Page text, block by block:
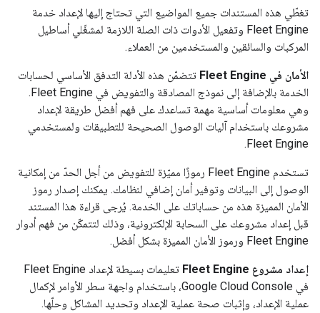
تغطّي هذه المستندات جميع المواضيع التي تحتاج إليها لإعداد خدمة
Fleet Engine وتفعيل الأدوات ذات الصلة اللازمة لمشغّلي أساطيل
المركبات والسائقين والمستخدمين من العملاء.
الأمان في Fleet Engine
تتضمّن هذه الأدلة التدفق الأساسي لحسابات
الخدمة بالإضافة إلى نموذج المصادقة والتفويض في Fleet Engine.
وهي معلومات أساسية مهمة تساعدك على فهم أفضل طريقة لإعداد
مشروعك باستخدام آليات الوصول الصحيحة للتطبيقات ولمستخدمي
Fleet Engine.
تستخدم Fleet Engine رموزًا مميّزة للتفويض من أجل الحدّ من إمكانية
الوصول إلى البيانات وتوفير أمان إضافي لنظامك. يمكنك إصدار رموز
الأمان المميزة هذه من حساباتك على الخدمة. يُرجى قراءة هذا المستند
قبل إعداد مشروعك على السحابة الإلكترونية، وذلك لتتمكّن من فهم أدوار
Fleet Engine ورموز الأمان المميزة بشكل أفضل.
إعداد مشروع Fleet Engine
تعليمات بسيطة لإعداد Fleet Engine
في Google Cloud Console، باستخدام واجهة سطر الأوامر لإكمال
عملية الإعداد، وإثبات صحة عملية الإعداد وتحديد المشاكل وحلّها.